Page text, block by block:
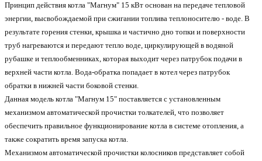
Принцип действия котла "Магнум" 15 кВт основан на передаче тепловой
энергии, высвобождаемой при сжигании топлива теплоносителю - воде. В
результате горения стенки, крышка и частично дно топки и поверхности
труб нагреваются и передают тепло воде, циркулирующей в водяной
рубашке и теплообменниках, которая выходит через патрубок подачи в
верхней части котла. Вода-обратка попадает в котел через патрубок
обратки в нижней части боковой стенки.
Данная модель котла "Магнум 15" поставляется с установленным
механизмом автоматической прочистки толкателей, что позволяет
обеспечить правильное функционирование котла в системе отопления, а
также сократить время запуска котла.
Механизмом автоматической прочистки колосников представляет собой